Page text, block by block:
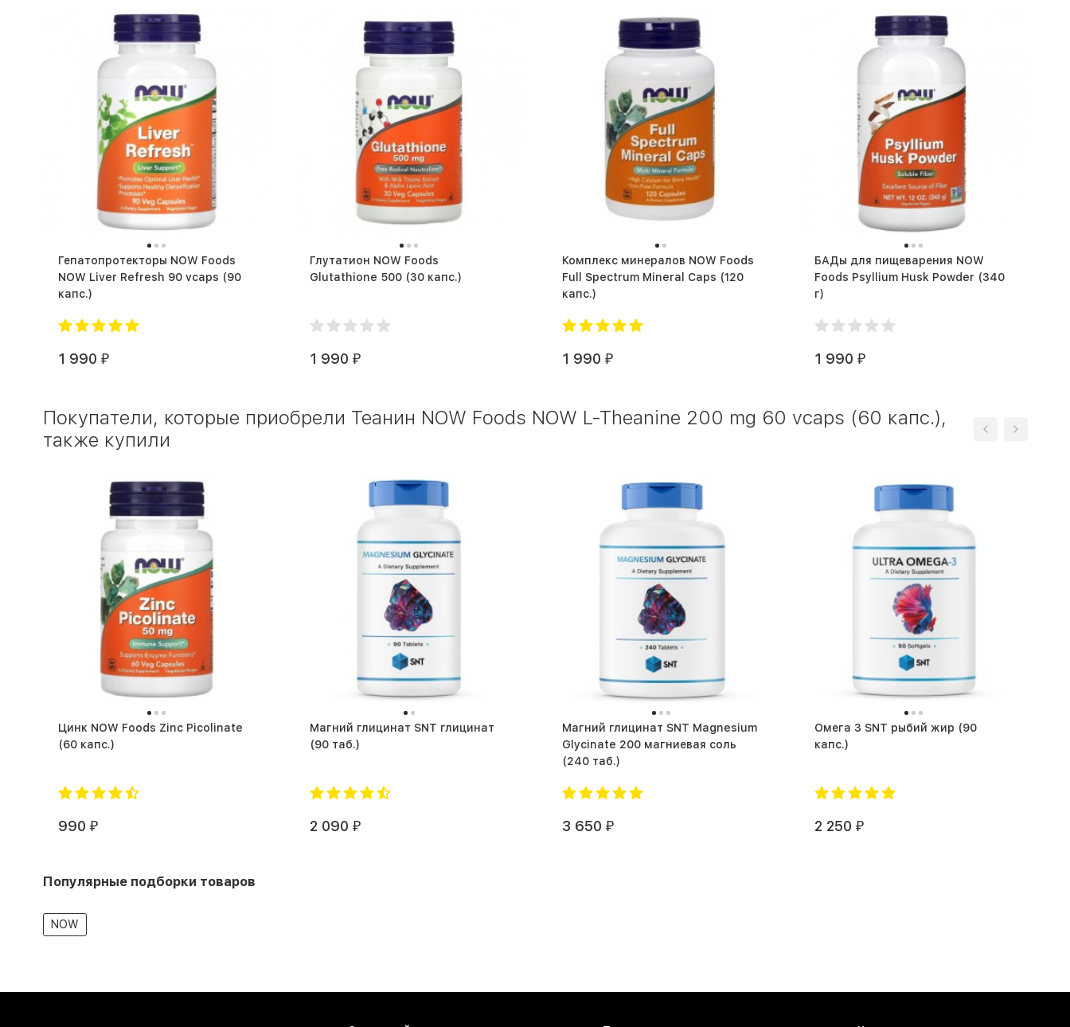
Гепатопротекторы NOW Foods
NOW Liver Refresh 90 vcaps (90
капс.)
1 990 ₽
Глутатион NOW Foods
Glutathione 500 (30 капс.)
1 990 ₽
Комплекс минералов NOW Foods
Full Spectrum Mineral Caps (120
капс.)
1 990 ₽
БАДы для пищеварения NOW
Foods Psyllium Husk Powder (340
г)
1 990 ₽
Покупатели, которые приобрели Теанин NOW Foods NOW L-Theanine 200 mg 60 vcaps (60 капс.),
также купили
Цинк NOW Foods Zinc Picolinate
(60 капс.)
990 ₽
Магний глицинат SNT глицинат
(90 таб.)
2 090 ₽
Магний глицинат SNT Magnesium
Glycinate 200 магниевая соль
(240 таб.)
3 650 ₽
Омега 3 SNT рыбий жир (90
капс.)
2 250 ₽
Популярные подборки товаров
NOW